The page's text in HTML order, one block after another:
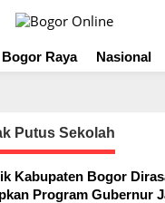
Bogor Raya Nasional
Putus Sekolah
Kabupaten Bogor
Program Gubernur